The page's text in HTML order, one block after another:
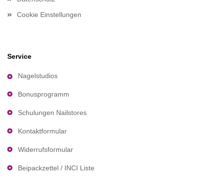
Cookie Einstellungen
Service
Nagelstudios
Bonusprogramm
Schulungen Nailstores
Kontaktformular
Widerrufsformular
Beipackzettel / INCI Liste